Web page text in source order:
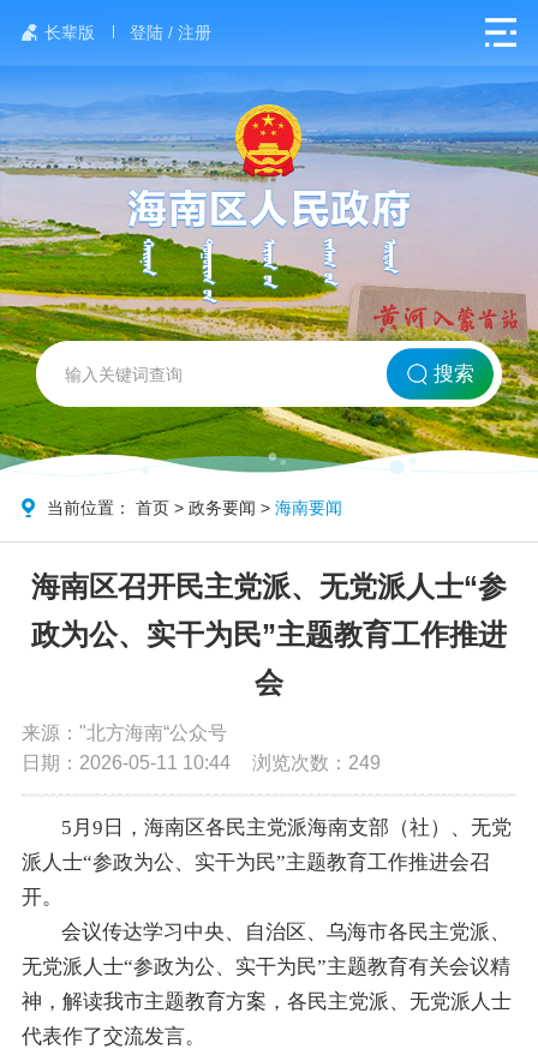
长辈版 登陆 / 注册
网站首页
北方海南
政务要闻
党务公开
政务公开
政务服务
互动交流
数据发布
搜索
当前位置：首页 >政务要闻 >海南要闻
海南区召开民主党派、无党派人士“参
政为公、实干为民”主题教育工作推进
会
来源："北方海南“公众号
日期：2026-05-11 10:44
浏览次数： 249
5月9日，海南区各民主党派海南支部（社）、无党
派人士“参政为公、实干为民”主题教育工作推进会召
开。
会议传达学习中央、自治区、乌海市各民主党派、
无党派人士“参政为公、实干为民”主题教育有关会议精
神，解读我市主题教育方案，各民主党派、无党派人士
代表作了交流发言。